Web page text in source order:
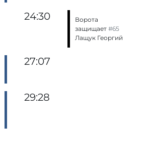
24:30
Ворота
защищает #65
Лащук Георгий
27:07
29:28